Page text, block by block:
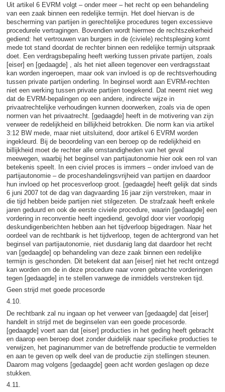
Uit artikel 6 EVRM volgt – onder meer – het recht op een behandeling
van een zaak binnen een redelijke termijn. Het doel hiervan is de
bescherming van partijen in gerechtelijke procedures tegen excessieve
procedurele vertragingen. Bovendien wordt hiermee de rechtszekerheid
gediend: het vertrouwen van burgers in de (civiele) rechtspleging komt
mede tot stand doordat de rechter binnen een redelijke termijn uitspraak
doet. Een verdragsbepaling heeft werking tussen private partijen, zoals
[eiser] en [gedaagde] , als het niet alleen tegenover een verdragsstaat
kan worden ingeroepen, maar ook van invloed is op de rechtsverhouding
tussen private partijen onderling. In beginsel wordt aan EVRM-rechten
niet een werking tussen private partijen toegekend. Dat neemt niet weg
dat de EVRM-bepalingen op een andere, indirecte wijze in
privaatrechtelijke verhoudingen kunnen doorwerken, zoals via de open
normen van het privaatrecht. [gedaagde] heeft in de motivering van zijn
verweer de redelijkheid en billijkheid betrokken. Die norm kan via artikel
3:12 BW mede, maar niet uitsluitend, door artikel 6 EVRM worden
ingekleurd. Bij de beoordeling van een beroep op de redelijkheid en
billijkheid moet de rechter alle omstandigheden van het geval
meewegen, waarbij het beginsel van partijautonomie hier ook een rol van
betekenis speelt. In een civiel proces is immers – onder invloed van de
partijautonomie – de proceshandelingsvrijheid van partijen en daardoor
hun invloed op het procesverloop groot. [gedaagde] heeft gelijk dat sinds
6 juni 2007 tot de dag van dagvaarding 16 jaar zijn verstreken, maar in
die tijd hebben beide partijen niet stilgezeten. De strafzaak heeft enkele
jaren geduurd en ook de eerste civiele procedure, waarin [gedaagde] een
vordering in reconventie heeft ingediend, gevolgd door vier voorlopig
deskundigenberichten hebben aan het tijdverloop bijgedragen. Naar het
oordeel van de rechtbank is het tijdverloop, tegen de achtergrond van het
beginsel van partijautonomie, niet dusdanig lang dat daardoor het recht
van [gedaagde] op behandeling van deze zaak binnen een redelijke
termijn is geschonden. Dit betekent dat aan [eiser] niet het recht ontzegd
kan worden om de in deze procedure naar voren gebrachte vorderingen
tegen [gedaagde] in te stellen vanwege de inmiddels verstreken tijd.
Geen strijd met goede procesorde
4.10.
De rechtbank zal nu ingaan op het verweer van [gedaagde] dat [eiser]
handelt in strijd met de beginselen van een goede procesorde.
[gedaagde] voert aan dat [eiser] producties in het geding heeft gebracht
en daarop een beroep doet zonder duidelijk naar specifieke producties te
verwijzen, het paginanummer van de betreffende productie te vermelden
en aan te geven op welk deel van de productie zijn stellingen steunen.
Daarom mag volgens [gedaagde] geen acht worden geslagen op deze
stukken.
4.11.